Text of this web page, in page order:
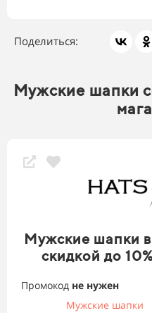
Поделиться:
Мужские шапки
Мужские шапки
скидкой до
Промокод не нужен
Мужские шапки